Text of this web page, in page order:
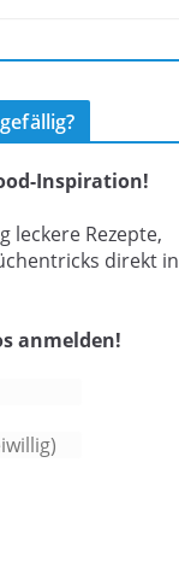
Inspiration!
leckere Rezepte,
direkt in
anmelden!